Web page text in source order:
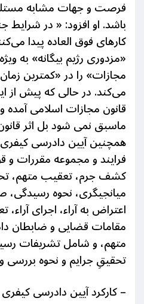
فرصت و جهات مشابه
باشد.او افزود: « در شرایط
کار‌های فوق العاده پیدا
«مزدوری رژیم بیگانه»به
مجازات» رادر «کمترین
می‌کند. در حالی که پیش
قانون مجازات اسلامی آمده
ماسبق نمی شود بل اثر
همچنینآیین دادرسی کیفری
فرایند ومجموعه مقررات و
کشف جرم، تعقیب متهم،
میانجیگری، نحوه رسیدگی،
اعتراض به آراء، اجرای
مقامات قضایی و ضابطان
متهم،و شامل تشریفات
تحقیقِ جرایم و نحوه
–کارکرد آیین دادرسی کیفری